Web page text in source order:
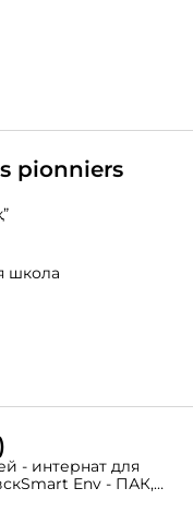
ықпал етеді,
pionniers
школа
- интернат для
Env - ПАК,
рекомендуем